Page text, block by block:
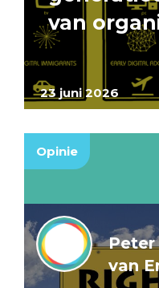
23 juni 2026
van
Opinie
Peter
van